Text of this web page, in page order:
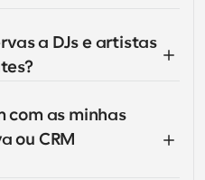
a DJs e artistas
com as minhas
ou CRM